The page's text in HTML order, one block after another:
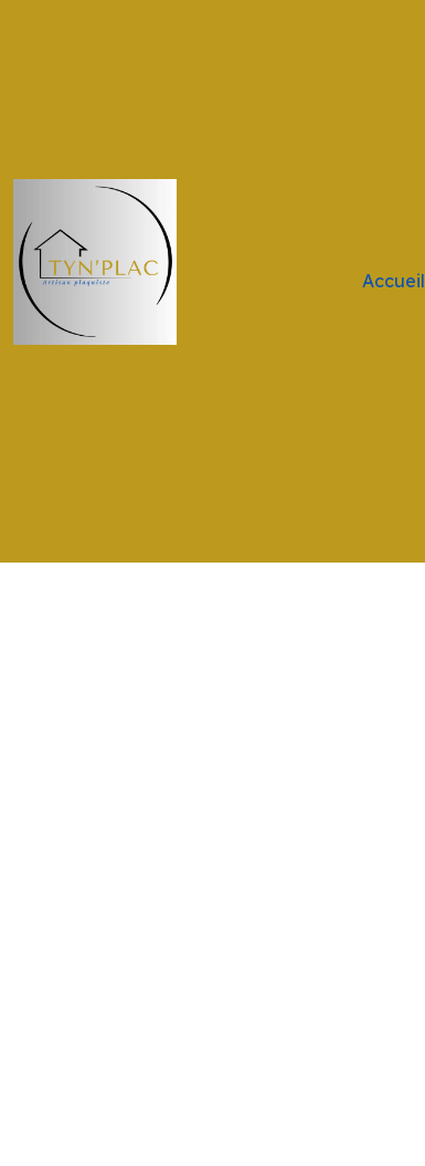
Accueil